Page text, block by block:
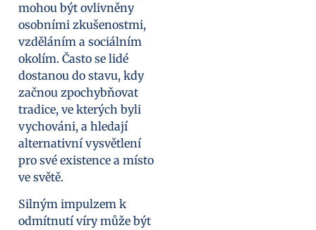
mohou být ovlivněny
osobními zkušenostmi,
vzděláním a sociálním
okolím. Často se lidé
dostanou do stavu, kdy
začnou zpochybňovat
tradice, ve kterých byli
vychováni, a hledají
alternativní vysvětlení
pro své existence a místo
ve světě.
Silným impulzem k
odmítnutí víry může být